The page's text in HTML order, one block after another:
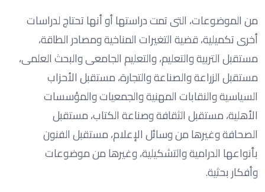
من الموضوعات، التى تمت دراستها أو أنها تحتاج لدراسات
أخرى تكميلية، قضية التغيرات المناخية ومصادر الطاقة،
مستقبل التربية والتعليم، والتعليم الجامعى والبحث العلمى،
مستقبل الزراعة والصناعة والتجارة، مستقبل الأحزاب
السياسية والنقابات المهنية والجمعيات والمؤسسات
الأهلية، مستقبل الثقافة وصناعة الكتاب، مستقبل
الصحافة وغيرها من وسائل الإعلام، مستقبل الفنون
بأنواعها الدرامية والتشكيلية، وغيرها من موضوعات
وأفكار بحثية.